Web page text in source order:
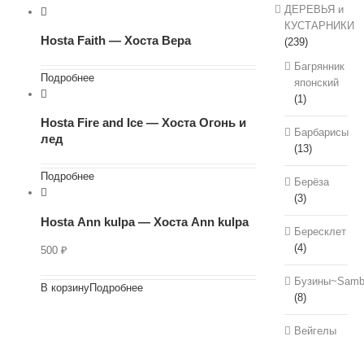
Hosta Faith — Хоста Вера
Подробнее
Hosta Fire and Ice — Хоста Огонь и
лед
Подробнее
Hosta Аnn kulpa — Хоста Аnn kulpa
500 ₽
В корзинуПодробнее
ДЕРЕВЬЯ и
КУСТАРНИКИ
(239)
Багрянник
японский
(1)
Барбарисы
(13)
Берёза
(3)
Бересклет
(4)
(8)
Вейгелы